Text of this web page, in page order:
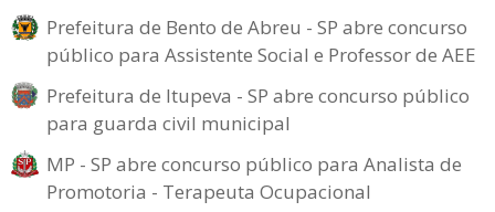
Prefeitura de Bento de Abreu - SP abre concurso
público para Assistente Social e Professor de AEE
Prefeitura de Itupeva - SP abre concurso público
para guarda civil municipal
MP - SP abre concurso público para Analista de
Promotoria - Terapeuta Ocupacional